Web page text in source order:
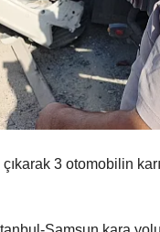
3 otomobilin